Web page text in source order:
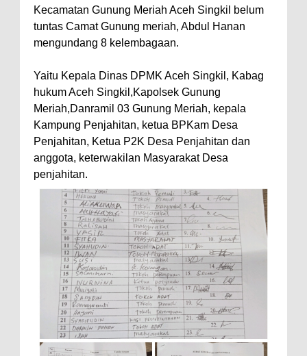
Kecamatan Gunung Meriah Aceh Singkil belum
tuntas Camat Gunung meriah, Abdul Hanan
mengundang 8 kelembagaan.
Yaitu Kepala Dinas DPMK Aceh Singkil, Kabag
hukum Aceh Singkil,Kapolsek Gunung
Meriah,Danramil 03 Gunung Meriah, kepala
Kampung Penjahitan, ketua BPKam Desa
Penjahitan, Ketua P2K Desa Penjahitan dan
anggota, keterwakilan Masyarakat Desa
penjahitan.